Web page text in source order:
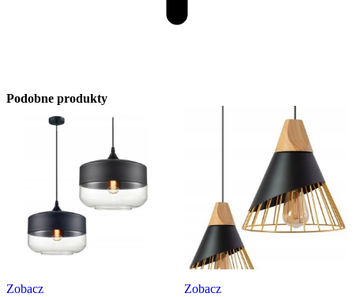
Podobne produkty
Zobacz
Zobacz